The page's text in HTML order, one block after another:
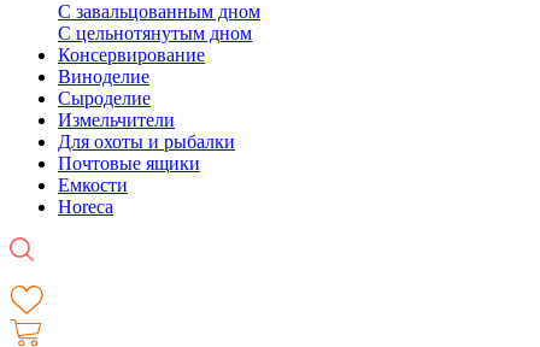
С завальцованным дном
С цельнотянутым дном
Консервирование
Виноделие
Сыроделие
Измельчители
Для охоты и рыбалки
Почтовые ящики
Емкости
Horeca